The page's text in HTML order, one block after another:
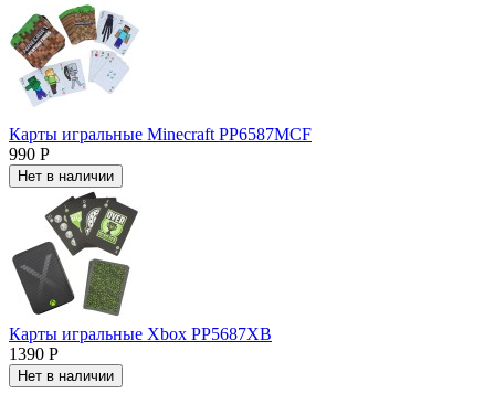
Карты игральные Minecraft PP6587MCF
990 Р
Нет в наличии
Карты игральные Xbox PP5687XB
1390 Р
Нет в наличии